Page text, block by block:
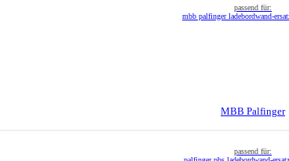
MBB Palfinger